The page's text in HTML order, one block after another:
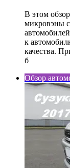
В этом
микровэны
к
качества.
б
Обзор